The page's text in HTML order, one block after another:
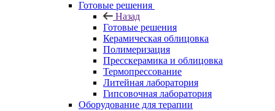
Готовые решения
Назад
Готовые решения
Керамическая облицовка
Полимеризация
Пресскерамика и облицовка
Термопрессование
Литейная лаборатория
Гипсовочная лаборатория
Оборудование для терапии